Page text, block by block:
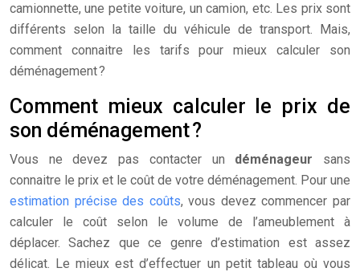
camionnette, une petite voiture, un camion, etc. Les prix sont
différents selon la taille du véhicule de transport. Mais,
comment connaitre les tarifs pour mieux calculer son
déménagement ?
Comment mieux calculer le prix de
son déménagement ?
Vous ne devez pas contacter un déménageur sans
connaitre le prix et le coût de votre déménagement. Pour une
estimation précise des coûts, vous devez commencer par
calculer le coût selon le volume de l’ameublement à
déplacer. Sachez que ce genre d’estimation est assez
délicat. Le mieux est d’effectuer un petit tableau où vous